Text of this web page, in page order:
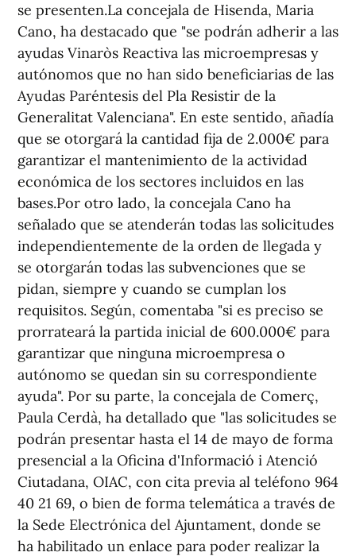
se presenten.La concejala de Hisenda, Maria
Cano, ha destacado que "se podrán adherir a las
ayudas Vinaròs Reactiva las microempresas y
autónomos que no han sido beneficiarias de las
Ayudas Paréntesis del Pla Resistir de la
Generalitat Valenciana". En este sentido, añadía
que se otorgará la cantidad fija de 2.000€ para
garantizar el mantenimiento de la actividad
económica de los sectores incluidos en las
bases.Por otro lado, la concejala Cano ha
señalado que se atenderán todas las solicitudes
independientemente de la orden de llegada y
se otorgarán todas las subvenciones que se
pidan, siempre y cuando se cumplan los
requisitos. Según, comentaba "si es preciso se
prorrateará la partida inicial de 600.000€ para
garantizar que ninguna microempresa o
autónomo se quedan sin su correspondiente
ayuda". Por su parte, la concejala de Comerç,
Paula Cerdà, ha detallado que "las solicitudes se
podrán presentar hasta el 14 de mayo de forma
presencial a la Oficina d'Informació i Atenció
Ciutadana, OIAC, con cita previa al teléfono 964
40 21 69, o bien de forma telemática a través de
la Sede Electrónica del Ajuntament, donde se
ha habilitado un enlace para poder realizar la